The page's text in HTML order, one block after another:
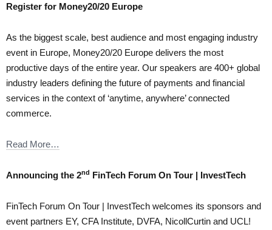
Register for Money20/20 Europe
As the biggest scale, best audience and most engaging industry
event in Europe, Money20/20 Europe delivers the most
productive days of the entire year. Our speakers are 400+ global
industry leaders defining the future of payments and financial
services in the context of ‘anytime, anywhere’ connected
commerce.
Read More…
Announcing the 2nd FinTech Forum On Tour | InvestTech
FinTech Forum On Tour | InvestTech welcomes its sponsors and
event partners EY, CFA Institute, DVFA, NicollCurtin and UCL!